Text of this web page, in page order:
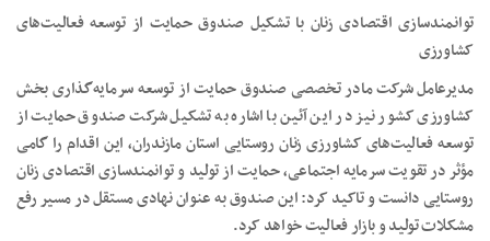
توانمندسازی اقتصادی زنان با تشکیل صندوق حمایت از توسعه فعالیت‌های
کشاورزی
مدیرعامل شرکت مادر تخصصی صندوق حمایت از توسعه سرمایه‌گذاری بخش
کشاورزی کشور نیز در این آئین با اشاره به تشکیل شرکت صندوق حمایت از
توسعه فعالیت‌های کشاورزی زنان روستایی استان مازندران، این اقدام را گامی
مؤثر در تقویت سرمایه اجتماعی، حمایت از تولید و توانمندسازی اقتصادی زنان
روستایی دانست و تاکید کرد: این صندوق به عنوان نهادی مستقل در مسیر رفع
مشکلات تولید و بازار فعالیت خواهد کرد.